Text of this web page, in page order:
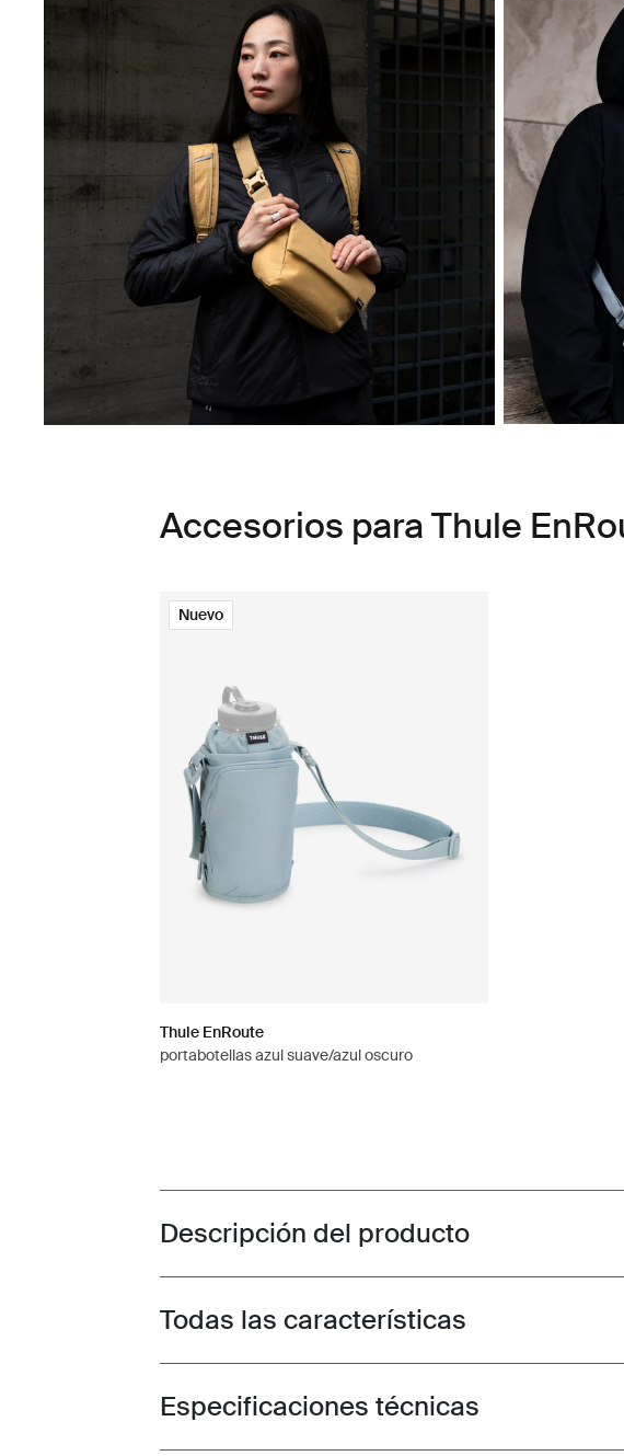
Accesorios para Thule
Nuevo
Thule EnRoute
portabotellas azul suave/azul oscuro
Toggle overview
Descripción del producto
Toggle features
Todas las características
Toggle techspec
Especificaciones técnicas